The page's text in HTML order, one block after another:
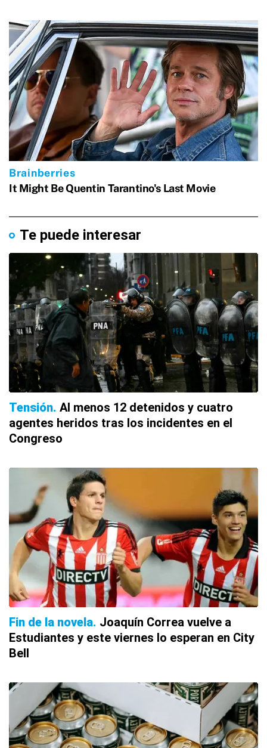
Te puede interesar
Tensión Al menos 12 detenidos y cuatro
agentes heridos tras los incidentes en el
Congreso
Fin de la novela Joaquín Correa vuelve a
Estudiantes y este viernes lo esperan en City
Bell